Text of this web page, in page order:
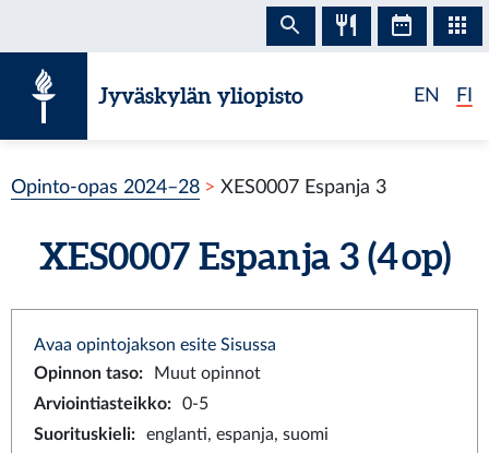
Jyväskylän yliopisto EN FI
Opinto-opas 2024–28 XES0007 Espanja 3
XES0007 Espanja 3 (4 op)
Avaa opintojakson esite Sisussa
Opinnon taso:
Muut opinnot
Arviointiasteikko:
0-5
Suorituskieli:
englanti, espanja, suomi